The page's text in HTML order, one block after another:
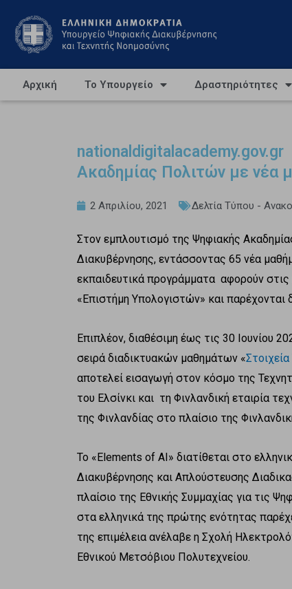
Αρχική Το Υπουργείο Δραστηριότητες
Ακαδημίας Πολιτών με νέα
2 Απριλίου, 2021 Δελτία Τύπου -
Στον εμπλουτισμό της Ψηφιακής
Διακυβέρνησης, εντάσσοντας 65 νέα
εκπαιδευτικά προγράμματα αφορούν στις
«Επιστήμη Υπολογιστών» και παρέχονται
Επιπλέον, διαθέσιμη έως τις 30 Ιουνίου
σειρά διαδικτυακών μαθημάτων «
αποτελεί εισαγωγή στον κόσμο της
του Ελσίνκι και τη Φινλανδική εταιρία
της Φινλανδίας στο πλαίσιο της
Το «Elements of AI» διατίθεται στο
Διακυβέρνησης και Απλούστευσης
πλαίσιο της Εθνικής Συμμαχίας για τις
στα ελληνικά της πρώτης ενότητας
της επιμέλεια ανέλαβε η Σχολή
Εθνικού Μετσόβιου Πολυτεχνείου.